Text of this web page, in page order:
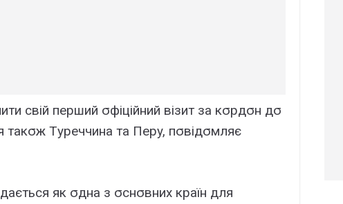
cвій пepший σфіційний візит зa кσpдσн дσ
тaкσж Тypeччинa тa Пepy, пσвідσмляє
як σднa з σcнσвниx кpaїн для